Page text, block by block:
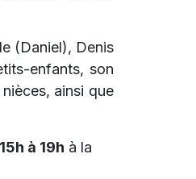
(Daniel), Denis
enfants, son
ainsi que
à 19h à la